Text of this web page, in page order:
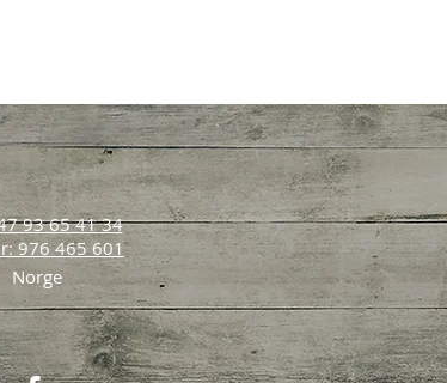
93 65 41 34
976 465 601
Norge